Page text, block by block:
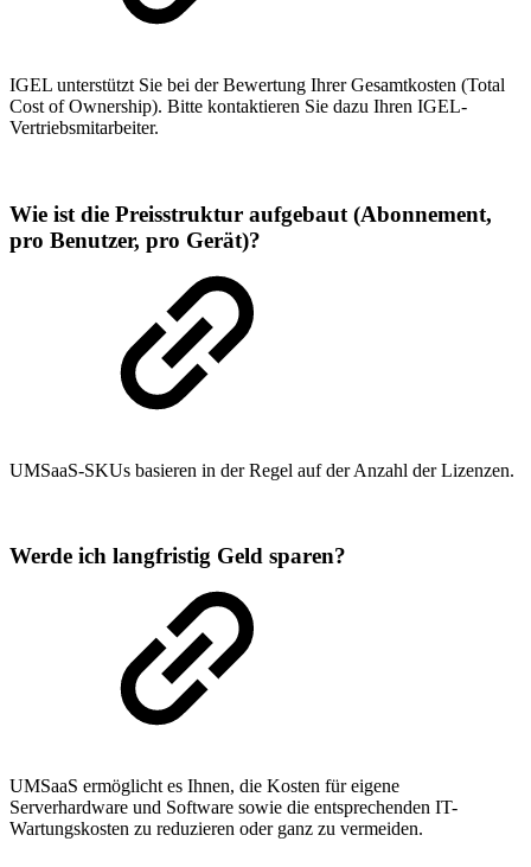
IGEL unterstützt Sie bei der Bewertung Ihrer Gesamtkosten (Total
Cost of Ownership). Bitte kontaktieren Sie dazu Ihren IGEL-
Vertriebsmitarbeiter.
Wie ist die Preisstruktur aufgebaut (Abonnement,
pro Benutzer, pro Gerät)?
UMSaaS-SKUs basieren in der Regel auf der Anzahl der Lizenzen.
Werde ich langfristig Geld sparen?
UMSaaS ermöglicht es Ihnen, die Kosten für eigene
Serverhardware und Software sowie die entsprechenden IT-
Wartungskosten zu reduzieren oder ganz zu vermeiden.